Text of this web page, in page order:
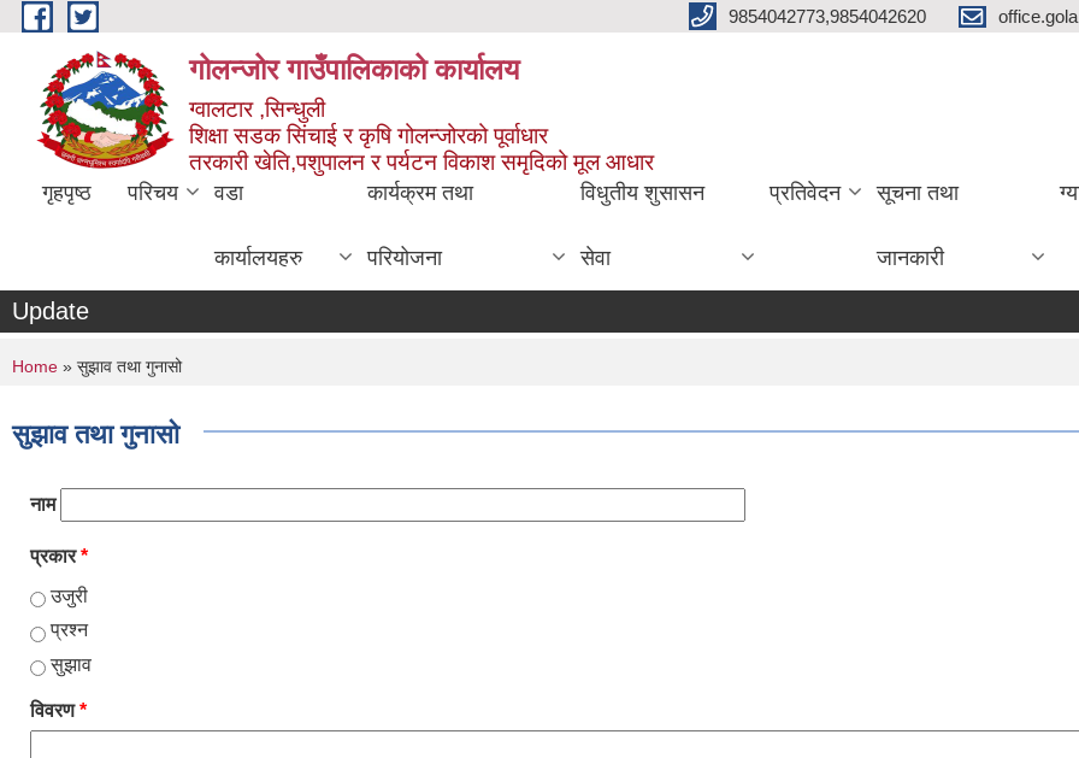
Skip to main content 9854042773,9854042620
गोलन्जोर गाउँपालिकाको कार्यालय
ग्वालटार ,सिन्धुली
शिक्षा सडक सिंचाई र कृषि गोलन्जोरको पूर्वाधार
तरकारी खेति,पशुपालन र पर्यटन विकाश समृदिको मूल आधार
गृहपृष्ठ परिचय वडा
कार्यालयहरु
कार्यक्रम तथा
परियोजना
विधुतीय शुसासन
सेवा
प्रतिवेदन सूचना तथा
जानकारी
Update
You are here
Home » सुझाव तथा गुनासो
सुझाव तथा गुनासो
नाम
प्रकार*
उजुरी
प्रश्न
सुझाव
विवरण*